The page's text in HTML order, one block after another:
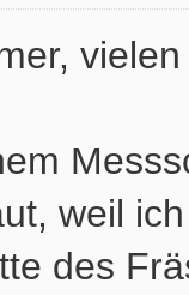
weil
des